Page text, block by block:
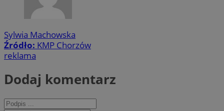
Sylwia Machowska
Źródło: KMP Chorzów
reklama
Dodaj komentarz